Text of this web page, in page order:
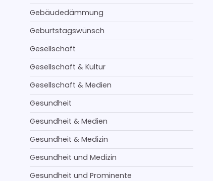
Gebäudedämmung
Geburtstagswünsch
Gesellschaft
Gesellschaft & Kultur
Gesellschaft & Medien
Gesundheit
Gesundheit & Medien
Gesundheit & Medizin
Gesundheit und Medizin
Gesundheit und Prominente